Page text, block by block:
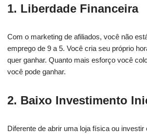
1. Liberdade Financeira
Com o marketing de afiliados, você não
emprego de 9 a 5. Você cria seu próprio
quer ganhar. Quanto mais esforço você
você pode ganhar.
2. Baixo Investimento
Diferente de abrir uma loja física ou investir